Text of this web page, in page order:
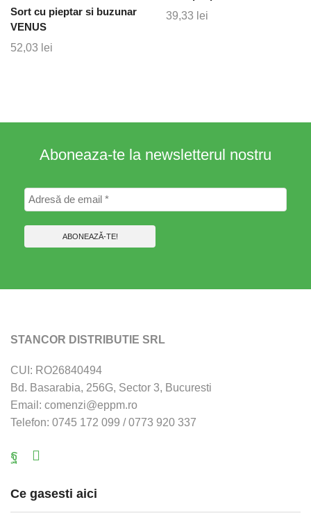
Sort cu pieptar si buzunar
VENUS
52,03 lei
39,33 lei
Aboneaza-te la newsletterul nostru
STANCOR DISTRIBUTIE SRL
CUI: RO26840494
Bd. Basarabia, 256G, Sector 3, Bucuresti
Email: comenzi@eppm.ro
Telefon: 0745 172 099 / 0773 920 337
Facebook
Ce gasesti aici